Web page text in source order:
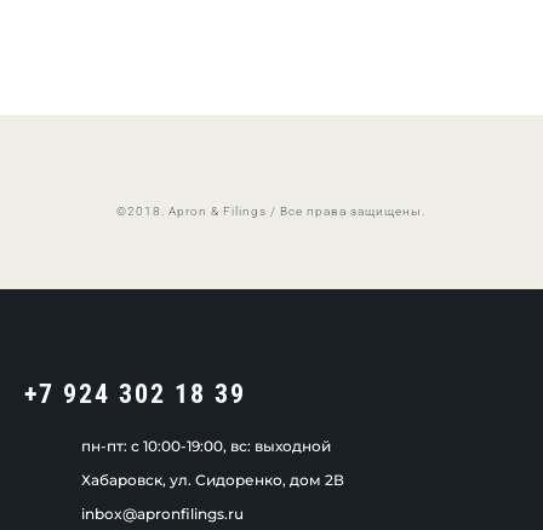
©2018. Apron & Filings / Все права защищены.
+7 924 302 18 39
пн-пт: c 10:00-19:00, вс: выходной
Хабаровск, ул. Сидоренко, дом 2В
inbox@apronfilings.ru